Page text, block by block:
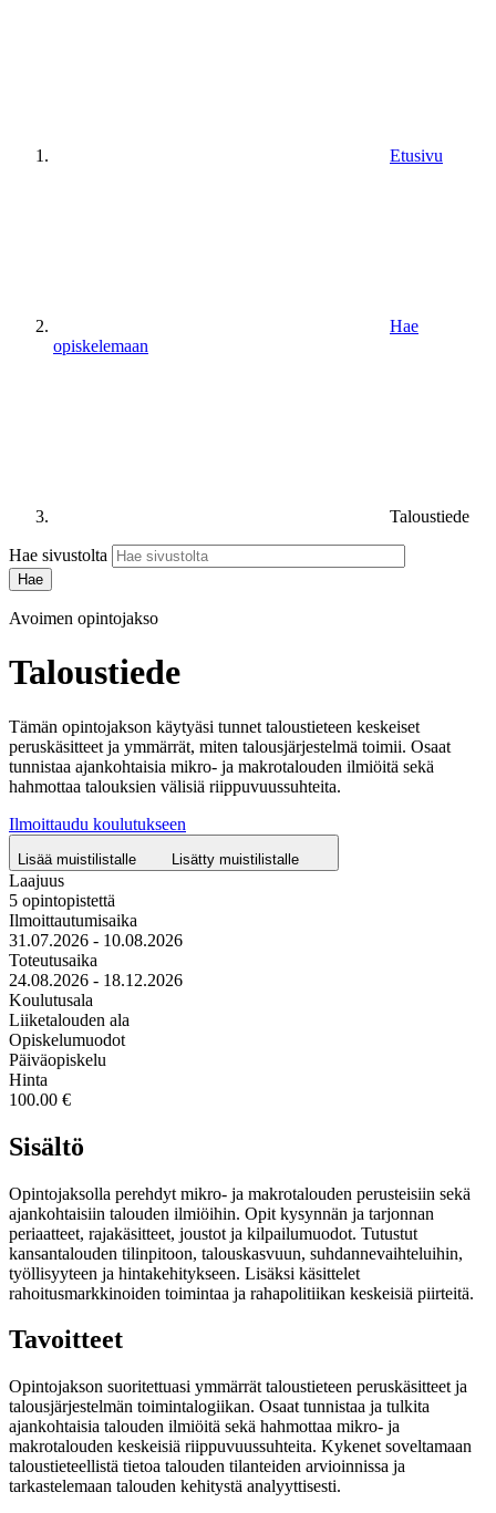
Etusivu
Hae
opiskelemaan
Taloustiede
Hae sivustolta
Avoimen opintojakso
Taloustiede
Tämän opintojakson käytyäsi tunnet taloustieteen keskeiset
peruskäsitteet ja ymmärrät, miten talousjärjestelmä toimii. Osaat
tunnistaa ajankohtaisia mikro- ja makrotalouden ilmiöitä sekä
hahmottaa talouksien välisiä riippuvuussuhteita.
Ilmoittaudu koulutukseen
Lisää muistilistalle Lisätty muistilistalle
Laajuus
5 opintopistettä
Ilmoittautumisaika
31.07.2026 - 10.08.2026
Toteutusaika
24.08.2026 - 18.12.2026
Koulutusala
Liiketalouden ala
Opiskelumuodot
Päiväopiskelu
Hinta
100.00 €
Sisältö
Opintojaksolla perehdyt mikro- ja makrotalouden perusteisiin sekä
ajankohtaisiin talouden ilmiöihin. Opit kysynnän ja tarjonnan
periaatteet, rajakäsitteet, joustot ja kilpailumuodot. Tutustut
kansantalouden tilinpitoon, talouskasvuun, suhdannevaihteluihin,
työllisyyteen ja hintakehitykseen. Lisäksi käsittelet
rahoitusmarkkinoiden toimintaa ja rahapolitiikan keskeisiä piirteitä.
Tavoitteet
Opintojakson suoritettuasi ymmärrät taloustieteen peruskäsitteet ja
talousjärjestelmän toimintalogiikan. Osaat tunnistaa ja tulkita
ajankohtaisia talouden ilmiöitä sekä hahmottaa mikro- ja
makrotalouden keskeisiä riippuvuussuhteita. Kykenet soveltamaan
taloustieteellistä tietoa talouden tilanteiden arvioinnissa ja
tarkastelemaan talouden kehitystä analyyttisesti.